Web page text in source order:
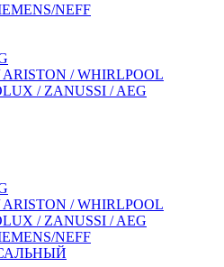
NEFF
/ WHIRLPOOL
/ ZANUSSI / AEG
/ WHIRLPOOL
/ ZANUSSI / AEG
NEFF